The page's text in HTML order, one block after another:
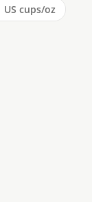
US cups/oz